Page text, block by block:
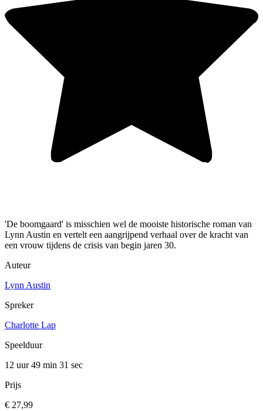
'De boomgaard' is misschien wel de mooiste historische roman van
Lynn Austin en vertelt een aangrijpend verhaal over de kracht van
een vrouw tijdens de crisis van begin jaren 30.
Auteur
Lynn Austin
Spreker
Charlotte Lap
Speelduur
12 uur 49 min 31 sec
Prijs
€ 27,99